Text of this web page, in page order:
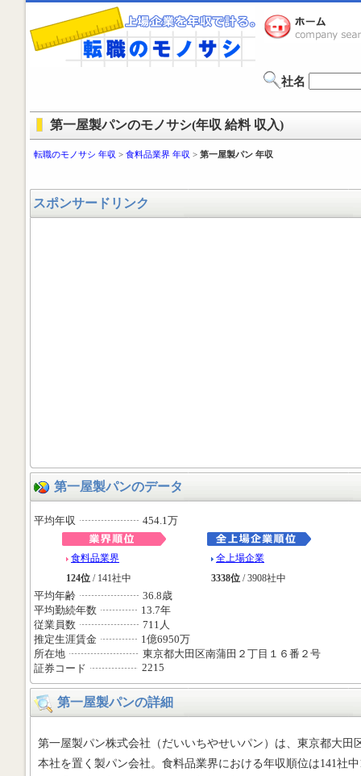
社名
第一屋製パンのモノサシ(年収 給料 収入)
転職のモノサシ 年収 > 食料品業界 年収 > 第一屋製パン 年収
スポンサードリンク
第一屋製パンのデータ
平均年収 454.1万
食料品業界
124位 / 141社中
全上場企業
3338位 / 3908社中
平均年齢
36.8歳
平均勤続年数
13.7年
従業員数
711人
推定生涯賃金
1億6950万
所在地
東京都大田区南蒲田２丁目１６番２号
証券コード
2215
第一屋製パンの詳細
第一屋製パン株式会社（だいいちやせいパン）は、東京都大田
本社を置く製パン会社。食料品業界における年収順位は141社中